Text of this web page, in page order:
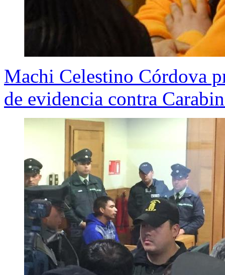
Machi Celestino Córdova
de evidencia contra